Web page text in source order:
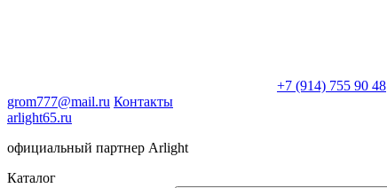
+7 (914) 755 90 48
grom777@mail.ru Контакты
arlight65.ru
официальный партнер Arlight
Каталог